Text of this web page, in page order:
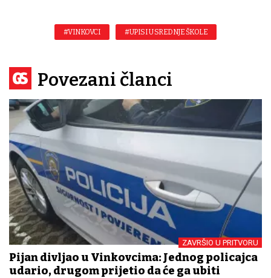
#VINKOVCI #UPISI U SREDNJE ŠKOLE
Povezani članci
ZAVRŠIO U PRITVORU
Pijan divljao u Vinkovcima: Jednog policajca
udario, drugom prijetio da će ga ubiti